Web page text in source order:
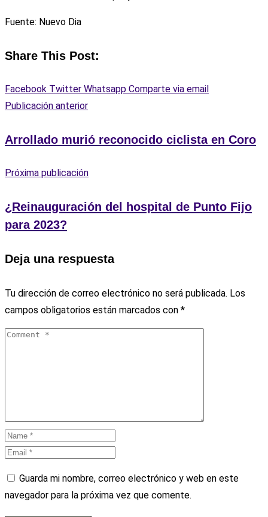
Fuente: Nuevo Dia
Share This Post:
Facebook Twitter Whatsapp Comparte via email
Publicación anterior
Arrollado murió reconocido ciclista en Coro
Próxima publicación
¿Reinauguración del hospital de Punto Fijo
para 2023?
Deja una respuesta
Tu dirección de correo electrónico no será publicada. Los
campos obligatorios están marcados con *
Guarda mi nombre, correo electrónico y web en este
navegador para la próxima vez que comente.